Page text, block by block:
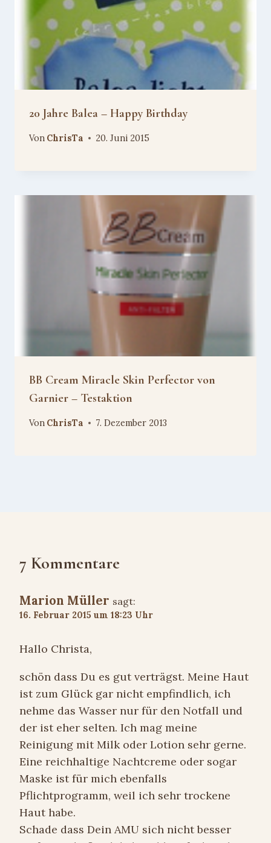
20 Jahre Balea – Happy Birthday
Von ChrisTa 20. Juni 2015
BB Cream Miracle Skin Perfector von
Garnier – Testaktion
Von ChrisTa 7. Dezember 2013
7 Kommentare
Marion Müller sagt:
16. Februar 2015 um 18:23 Uhr
Hallo Christa,
schön dass Du es gut verträgst. Meine Haut
ist zum Glück gar nicht empfindlich, ich
nehme das Wasser nur für den Notfall und
der ist eher selten. Ich mag meine
Reinigung mit Milk oder Lotion sehr gerne.
Eine reichhaltige Nachtcreme oder sogar
Maske ist für mich ebenfalls
Pflichtprogramm, weil ich sehr trockene
Haut habe.
Schade dass Dein AMU sich nicht besser